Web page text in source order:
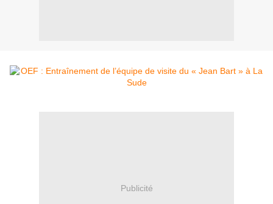
Publicité